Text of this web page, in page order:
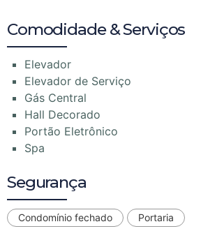
Comodidade & Serviços
Elevador
Elevador de Serviço
Gás Central
Hall Decorado
Portão Eletrônico
Spa
Segurança
Condomínio fechado Portaria